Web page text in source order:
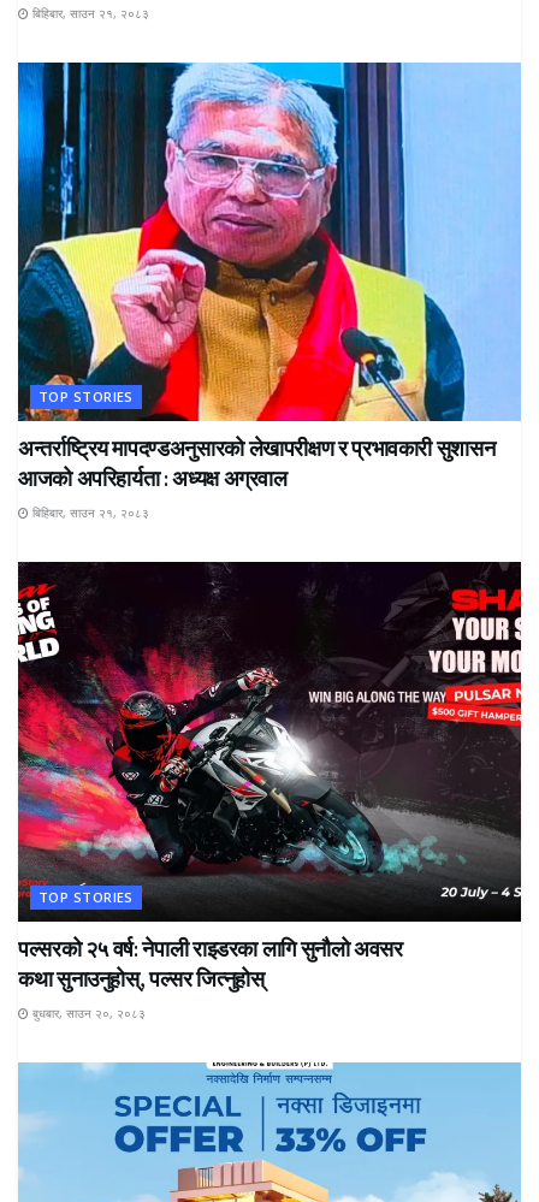
बिहिबार, साउन २१, २०८३
TOP STORIES
अन्तर्राष्ट्रिय मापदण्डअनुसारको लेखापरीक्षण र प्रभावकारी सुशासन
आजको अपरिहार्यता : अध्यक्ष अग्रवाल
बिहिबार, साउन २१, २०८३
TOP STORIES
पल्सरको २५ वर्ष: नेपाली राइडरका लागि सुनौलो अवसर
कथा सुनाउनुहोस्, पल्सर जित्नुहोस्
बुधबार, साउन २०, २०८३